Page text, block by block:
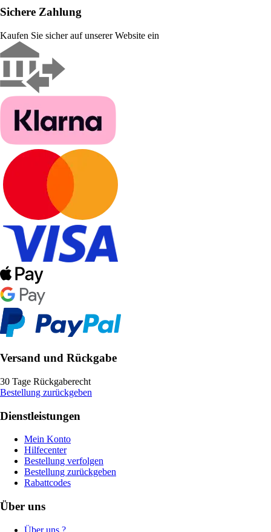
Sichere Zahlung
Kaufen Sie sicher auf unserer Website ein
Versand und Rückgabe
30 Tage Rückgaberecht
Bestellung zurückgeben
Dienstleistungen
Mein Konto
Hilfecenter
Bestellung verfolgen
Bestellung zurückgeben
Rabattcodes
Über uns
Über uns ?